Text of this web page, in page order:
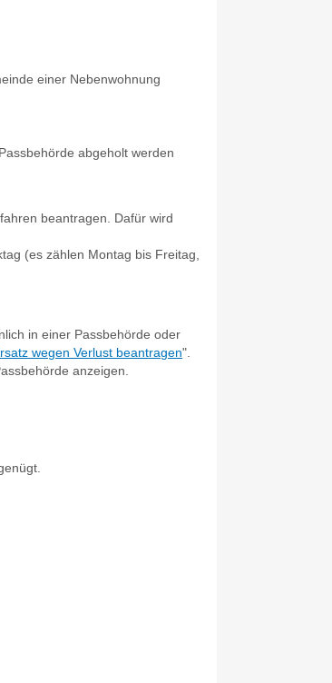
einer Nebenwohnung
abgeholt werden
beantragen. Dafür wird
(es zählen Montag bis Freitag,
in einer Passbehörde oder
wegen Verlust beantragen".
anzeigen.